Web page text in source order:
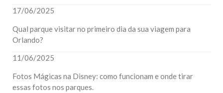
17/06/2025
Qual parque visitar no primeiro dia da sua viagem para
Orlando?
11/06/2025
Fotos Mágicas na Disney: como funcionam e onde tirar
essas fotos nos parques.